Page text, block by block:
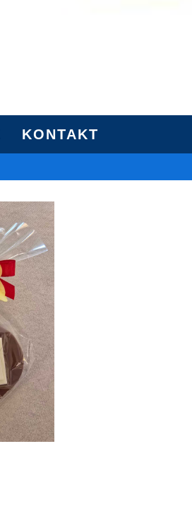
KONTAKT